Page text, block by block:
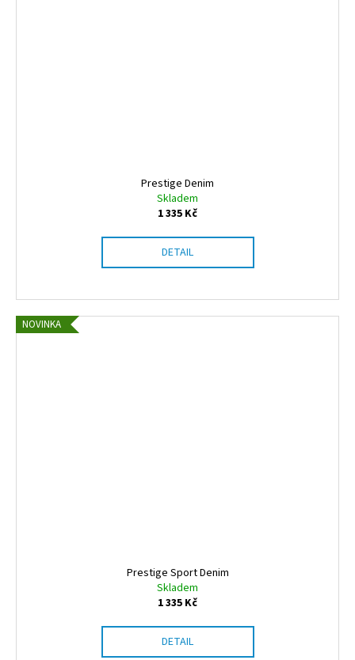
Prestige Denim
Skladem
1 335 Kč
DETAIL
NOVINKA
Prestige Sport Denim
Skladem
1 335 Kč
DETAIL